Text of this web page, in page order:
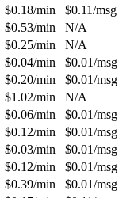
$0.18/min $0.11/msg
$0.53/min
N/A
$0.25/min
N/A
$0.04/min $0.01/msg
$0.20/min $0.01/msg
$1.02/min
N/A
$0.06/min $0.01/msg
$0.12/min $0.01/msg
$0.03/min $0.01/msg
$0.12/min $0.01/msg
$0.39/min $0.01/msg